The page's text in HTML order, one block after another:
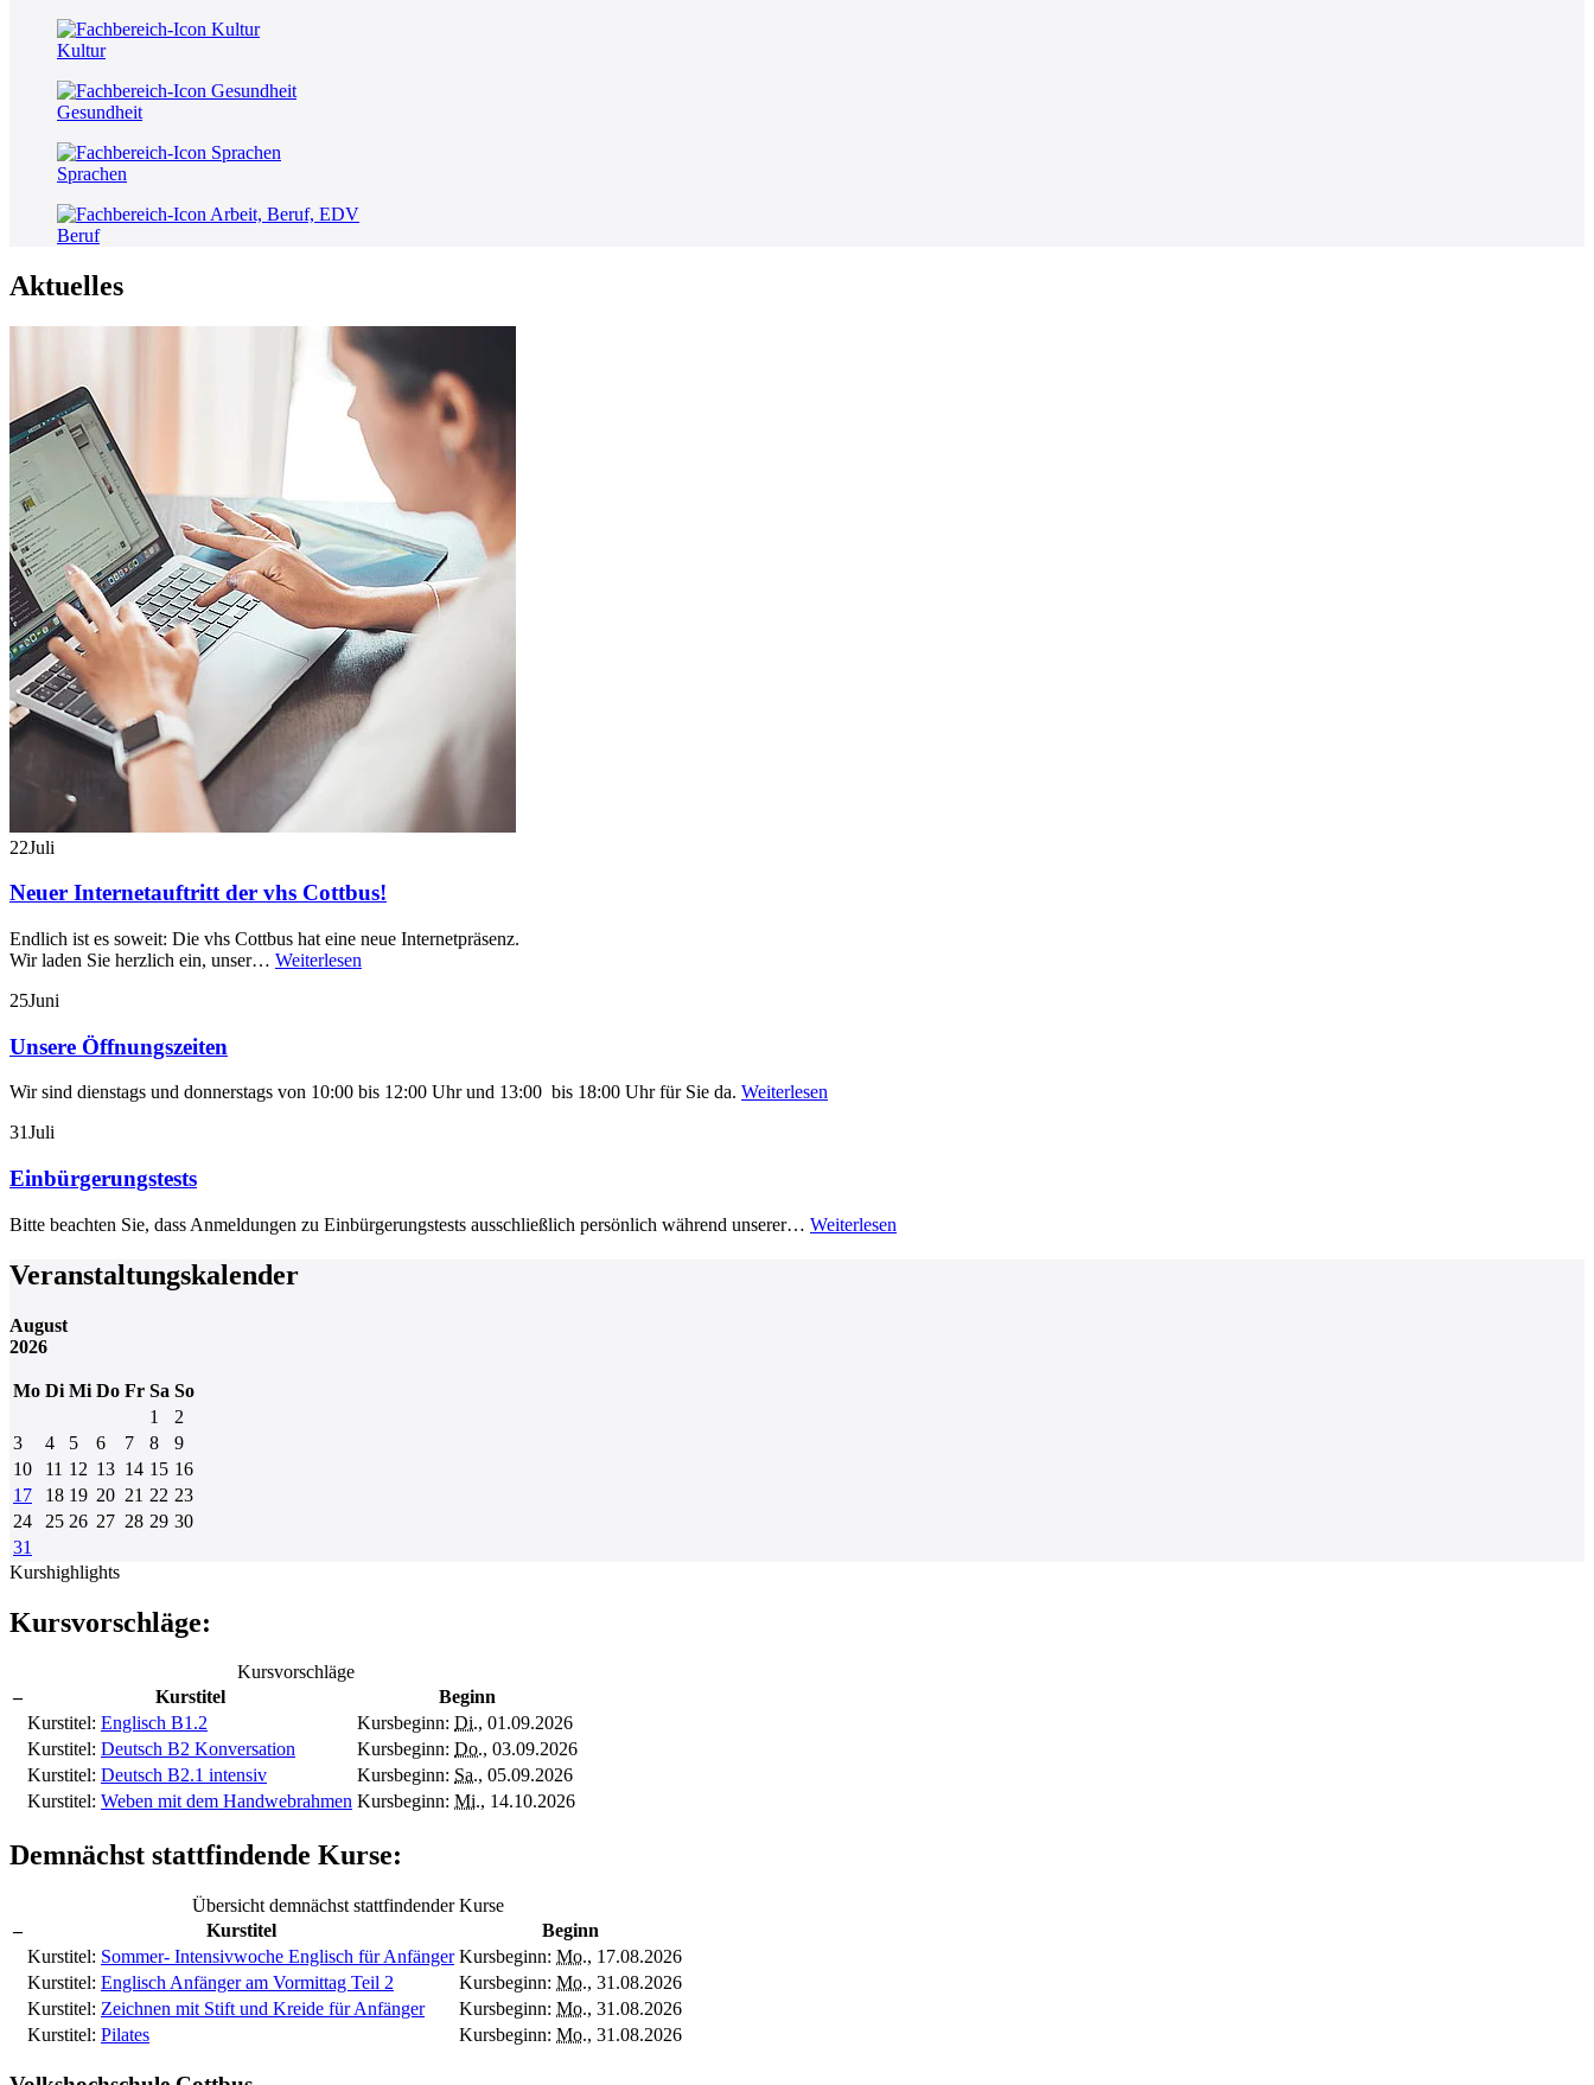
Kultur
Gesundheit
Sprachen
Beruf
Aktuelles
22Juli
Neuer Internetauftritt der vhs Cottbus!
Endlich ist es soweit: Die vhs Cottbus hat eine neue Internetpräsenz.
Wir laden Sie herzlich ein, unser… Weiterlesen
25Juni
Unsere Öffnungszeiten
Wir sind dienstags und donnerstags von 10:00 bis 12:00 Uhr und 13:00 bis 18:00 Uhr für Sie da. Weiterlesen
31Juli
Einbürgerungstests
Bitte beachten Sie, dass Anmeldungen zu Einbürgerungstests ausschließlich persönlich während unserer… Weiterlesen
Veranstaltungskalender
August
2026
Mo Di Mi Do Fr Sa So
1
2
3
4 5 6 7 8
9
10
11 12 13 14 15 16
17
18 19 20 21 22 23
24
25 26 27 28 29 30
31
Kurshighlights
Kursvorschläge:
Kursvorschläge
–
Kurstitel
Beginn
Kurstitel: Englisch B1.2 Kursbeginn: Di., 01.09.2026
Kurstitel: Deutsch B2 Konversation Kursbeginn: Do., 03.09.2026
Kurstitel: Deutsch B2.1 intensiv Kursbeginn: Sa., 05.09.2026
Kurstitel: Weben mit dem Handwebrahmen Kursbeginn: Mi., 14.10.2026
Demnächst stattfindende Kurse:
Übersicht demnächst stattfindender Kurse
–
Kurstitel
Beginn
Kurstitel: Sommer- Intensivwoche Englisch für Anfänger Kursbeginn: Mo., 17.08.2026
Kurstitel: Englisch Anfänger am Vormittag Teil 2 Kursbeginn: Mo., 31.08.2026
Kurstitel: Zeichnen mit Stift und Kreide für Anfänger Kursbeginn: Mo., 31.08.2026
Kurstitel: Pilates Kursbeginn: Mo., 31.08.2026